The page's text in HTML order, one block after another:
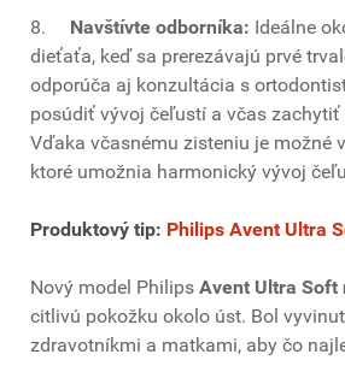
8. Navštívte odborníka: Ideálne
dieťaťa, keď sa prerezávajú prvé
odporúča aj konzultácia s
posúdiť vývoj čeľustí a včas zachytiť
Vďaka včasnému zisteniu je možné
ktoré umožnia harmonický vývoj
Produktový tip: Philips Avent Ultra
Nový model Philips Avent Ultra Soft
citlivú pokožku okolo úst. Bol
zdravotníkmi a matkami, aby čo